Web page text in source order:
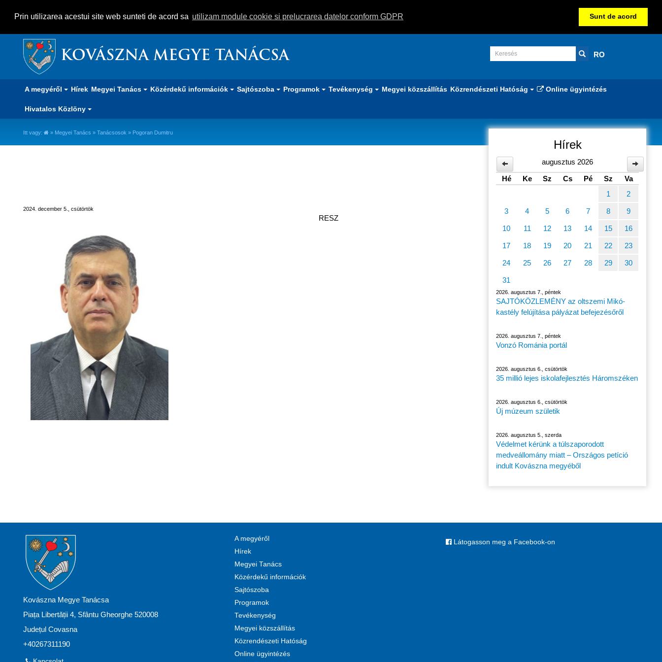
Prin utilizarea acestui site web sunteti de acord sa utilizam module cookie si prelucrarea datelor conform GDPR Sunt de acord
KOVÁSZNA MEGYE TANÁCSA RO
A megyéről Hírek Megyei Tanács Közérdekű információk Sajtószoba Programok Tevékenység Megyei közszállítás Közrendészeti Hatóság Online ügyintézés
Hivatalos Közlöny
Itt vagy: » Megyei Tanács » Tanácsosok » Pogoran Dumitru
2024. december 5., csütörtök
RESZ
Hírek
augusztus 2026
Hé
Ke Sz Cs Pé Sz
Va
1
2
3 4 5 6 7 8 9
10 11 12 13 14 15 16
17 18 19 20 21 22 23
24 25 26 27 28 29 30
31
2026. augusztus 7., péntek
SAJTÓKÖZLEMÉNY az oltszemi Mikó-
kastély felújítása pályázat befejezésőről
2026. augusztus 7., péntek
Vonzó Románia portál
2026. augusztus 6., csütörtök
35 millió lejes iskolafejlesztés Háromszéken
2026. augusztus 6., csütörtök
Új múzeum születik
2026. augusztus 5., szerda
Védelmet kérünk a túlszaporodott
medveállomány miatt – Országos petíció
indult Kovászna megyéből
Kovászna Megye Tanácsa
Piața Libertății 4, Sfântu Gheorghe 520008
Județul Covasna
+40267311190
A megyéről
Hírek
Megyei Tanács
Közérdekű információk
Sajtószoba
Programok
Tevékenység
Megyei közszállítás
Közrendészeti Hatóság
Online ügyintézés
Látogasson meg a Facebook-on